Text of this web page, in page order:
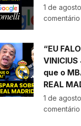
1 de
comentário
“EU
VINICIUS
que o
REAL
1 de
comentário